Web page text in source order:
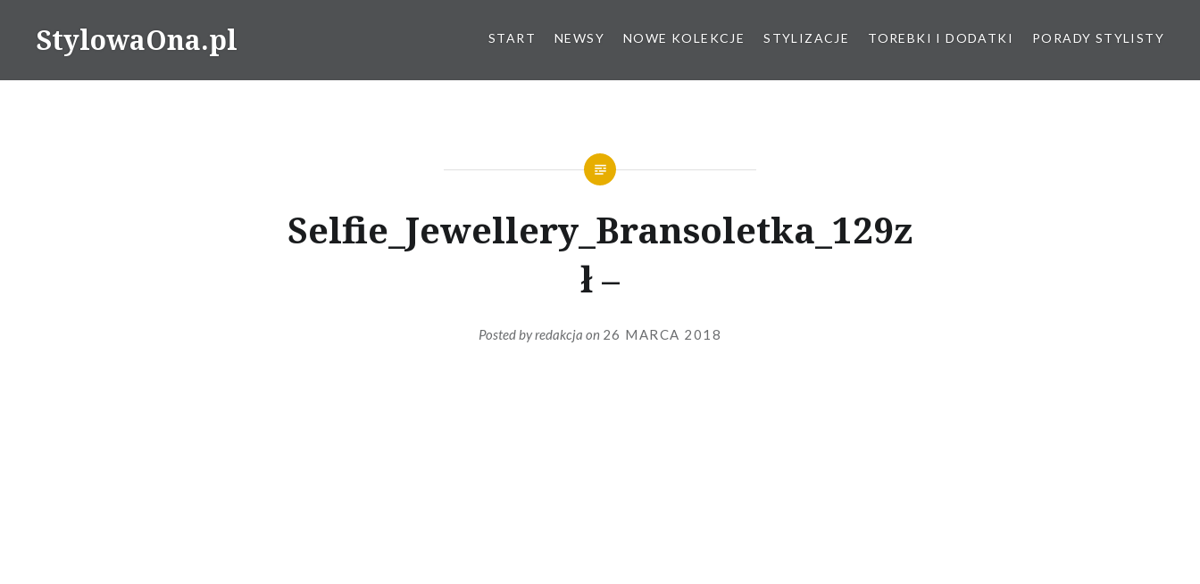
StylowaOna.pl START NEWSY NOWE KOLEKCJE STYLIZACJE TOREBKI I DODATKI PORADY STYLISTY
Selfie_Jewellery_Bransoletka_129z
ł –
Posted byredakcja on 26 MARCA 2018